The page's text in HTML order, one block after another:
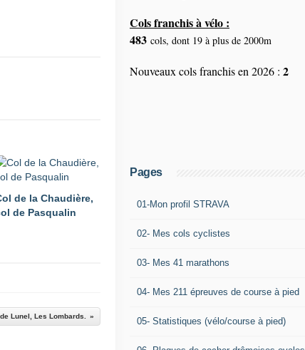
de la Chaudière,
de Pasqualin
Lunel, Les Lombards.
Cols franchis à vélo :
483 cols, dont 19 à plus de 2000m
Nouveaux cols franchis en 2026 : 2
Pages
01-Mon profil STRAVA
02- Mes cols cyclistes
03- Mes 41 marathons
04- Mes 211 épreuves de course à pied
05- Statistiques (vélo/course à pied)